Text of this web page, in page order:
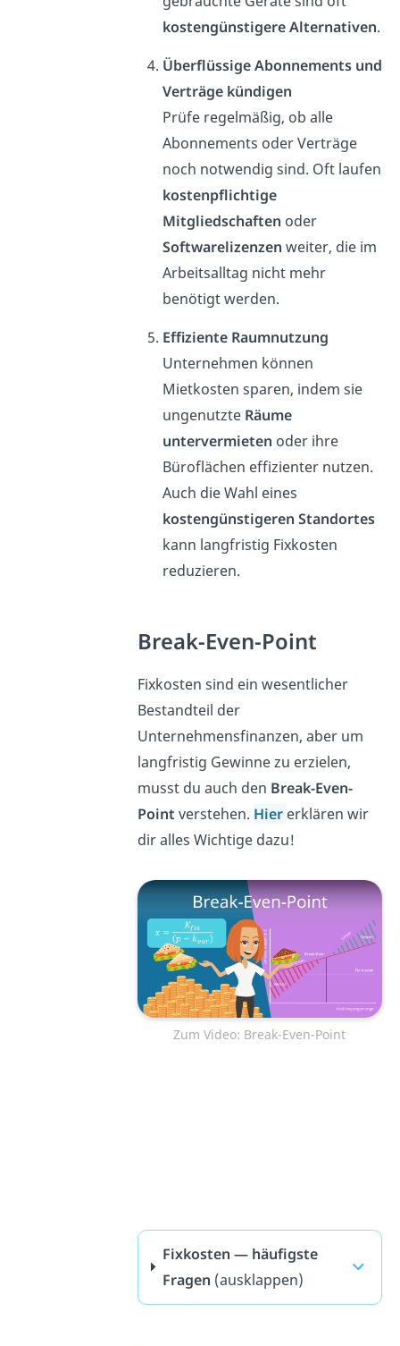
kostengünstigere Alternativen.
Überflüssige Abonnements und
Verträge kündigen
Prüfe regelmäßig, ob alle
Abonnements oder Verträge
noch notwendig sind. Oft laufen
kostenpflichtige
Mitgliedschaften oder
Softwarelizenzen weiter, die im
Arbeitsalltag nicht mehr
benötigt werden.
Effiziente Raumnutzung
Unternehmen können
Mietkosten sparen, indem sie
ungenutzte Räume
untervermieten oder ihre
Büroflächen effizienter nutzen.
Auch die Wahl eines
kostengünstigeren Standortes
kann langfristig Fixkosten
reduzieren.
Break-Even-Point
Fixkosten sind ein wesentlicher
Bestandteil der
Unternehmensfinanzen, aber um
langfristig Gewinne zu erzielen,
musst du auch den Break-Even-
Point verstehen. Hier erklären wir
dir alles Wichtige dazu!
Zum Video: Break-Even-Point
Fixkosten — häufigste
Fragen (ausklappen)